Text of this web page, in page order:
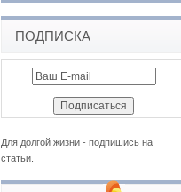
ПОДПИСКА
Для долгой жизни - подпишись на
статьи.